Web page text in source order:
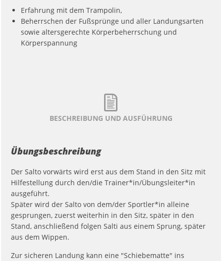
Erfahrung mit dem Trampolin,
Beherrschen der Fußsprünge und aller Landungsarten
sowie altersgerechte Körperbeherrschung und
Körperspannung
BESCHREIBUNG UND AUSFÜHRUNG
Übungsbeschreibung
Der Salto vorwärts wird erst aus dem Stand in den Sitz mit
Hilfestellung durch den/die Trainer*in/Übungsleiter*in
ausgeführt.
Später wird der Salto von dem/der Sportler*in alleine
gesprungen, zuerst weiterhin in den Sitz, später in den
Stand, anschließend folgen Salti aus einem Sprung, später
aus dem Wippen.
Zur sicheren Landung kann eine "Schiebematte" ins